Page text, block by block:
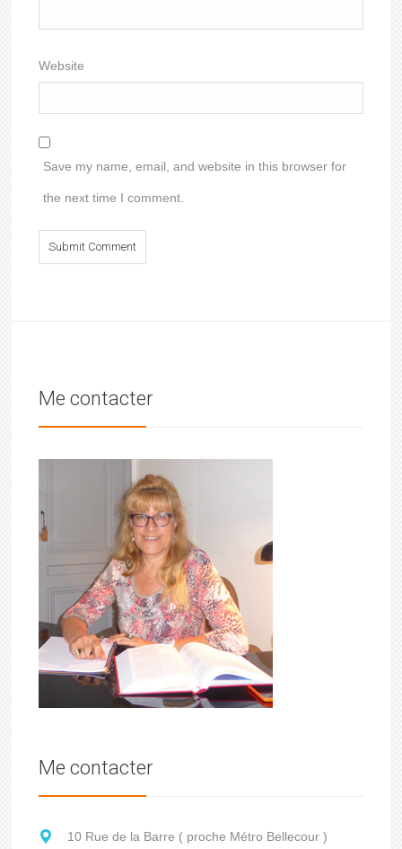
Website
Save my name, email, and website in this browser for
the next time I comment.
Me contacter
Me contacter
10 Rue de la Barre ( proche Métro Bellecour )